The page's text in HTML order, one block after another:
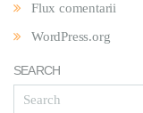
Flux comentarii
WordPress.org
SEARCH